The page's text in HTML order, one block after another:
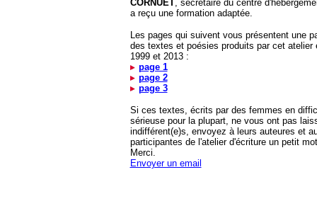
CORNUET, secrétaire du centre
a reçu une formation adaptée.
Les pages qui suivent vous présentent une
des textes et poésies produits par cet atelier
1999 et 2013 :
page 1
page 2
page 3
Si ces textes, écrits par des femmes en
sérieuse pour la plupart, ne vous ont pas
indifférent(e)s, envoyez à leurs auteures et
participantes de l'atelier d'écriture un petit
Merci.
Envoyer un email